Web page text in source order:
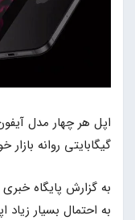
گیگابایتی روانه بازار
به گزارش پایگاه
به احتمال بسیار زیاد